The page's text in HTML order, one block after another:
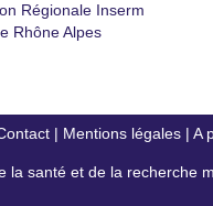
Régionale Inserm
Rhône Alpes
| Mentions légales| A
la santé et de la recherche